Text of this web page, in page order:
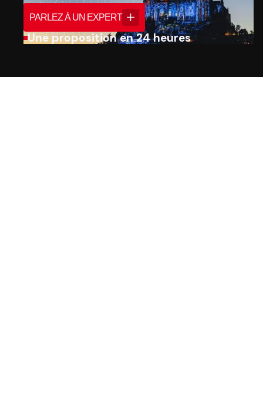
PARLEZ À UN EXPERT
Une proposition en 24 heures